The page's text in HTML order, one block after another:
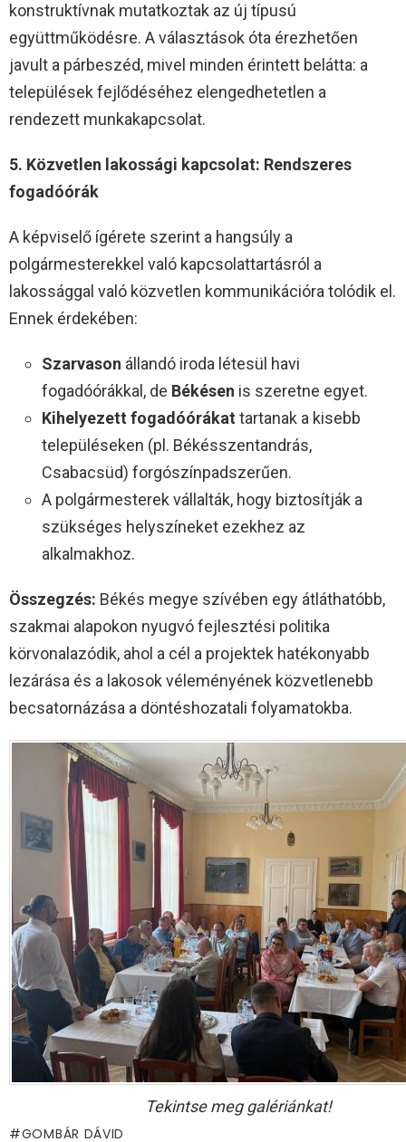
konstruktívnak mutatkoztak az új típusú
együttműködésre. A választások óta érezhetően
javult a párbeszéd, mivel minden érintett belátta: a
települések fejlődéséhez elengedhetetlen a
rendezett munkakapcsolat.
5. Közvetlen lakossági kapcsolat: Rendszeres
fogadóórák
A képviselő ígérete szerint a hangsúly a
polgármesterekkel való kapcsolattartásról a
lakossággal való közvetlen kommunikációra tolódik el.
Ennek érdekében:
Szarvason állandó iroda létesül havi
fogadóórákkal, de Békésen is szeretne egyet.
Kihelyezett fogadóórákat tartanak a kisebb
településeken (pl. Békésszentandrás,
Csabacsüd) forgószínpadszerűen.
A polgármesterek vállalták, hogy biztosítják a
szükséges helyszíneket ezekhez az
alkalmakhoz.
Összegzés: Békés megye szívében egy átláthatóbb,
szakmai alapokon nyugvó fejlesztési politika
körvonalazódik, ahol a cél a projektek hatékonyabb
lezárása és a lakosok véleményének közvetlenebb
becsatornázása a döntéshozatali folyamatokba.
Tekintse meg galériánkat!
GOMBÁR DÁVID